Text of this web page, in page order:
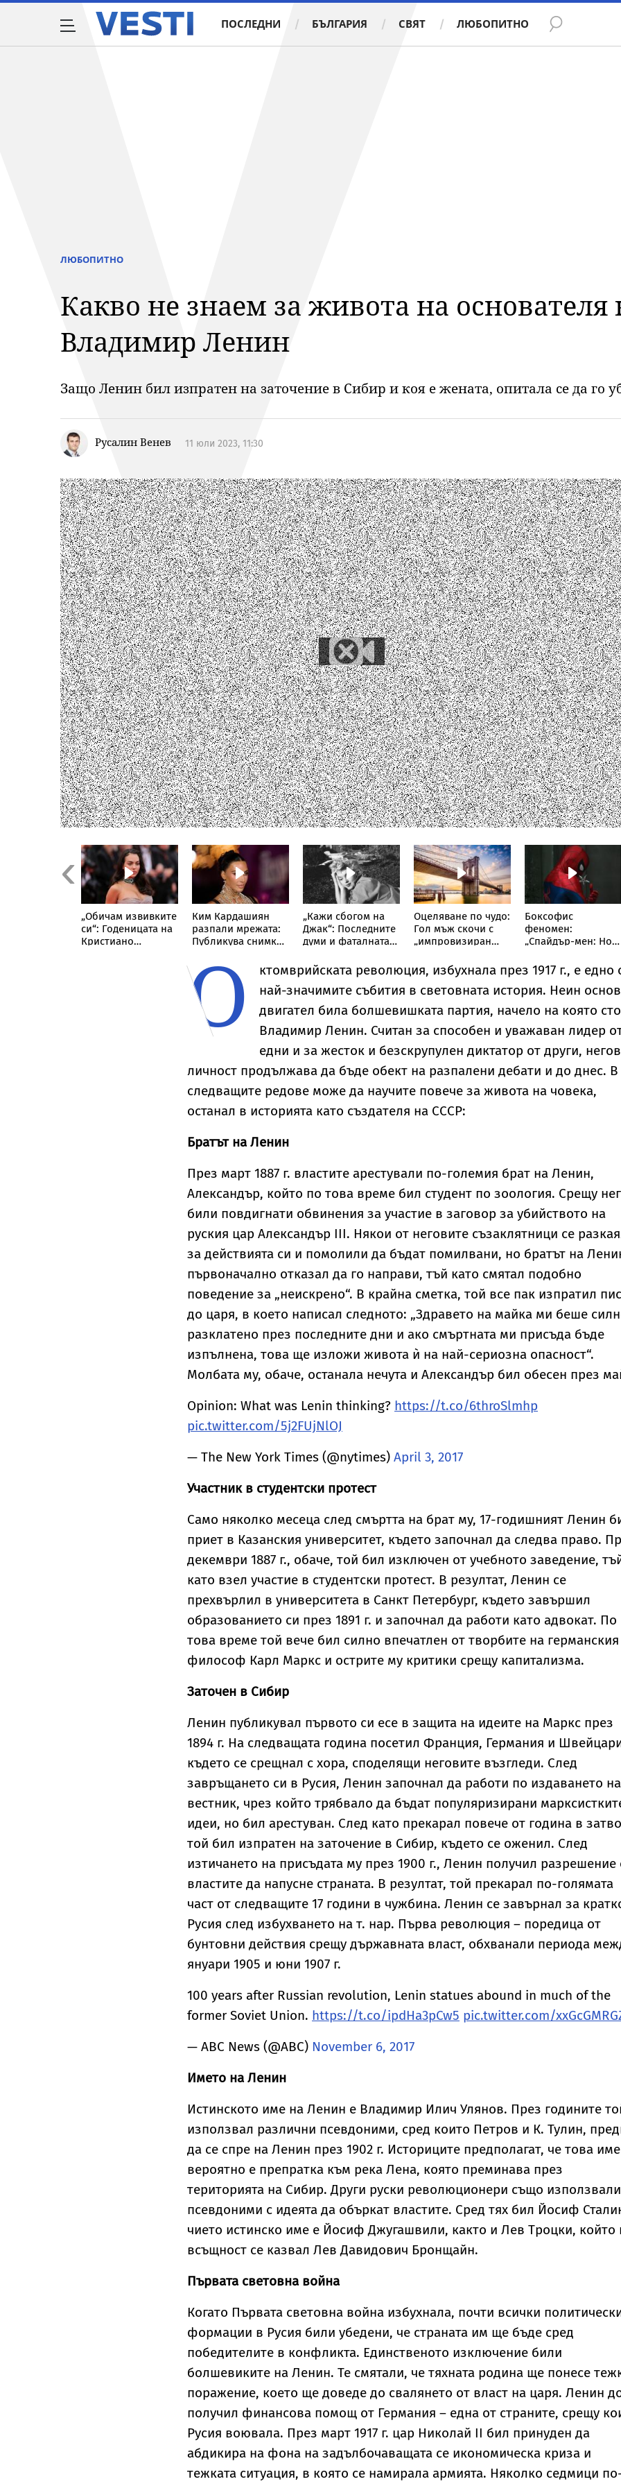
ПОСЛЕДНИ БЪЛГАРИЯ СВЯТ ЛЮБОПИТНО
ЛЮБОПИТНО
Какво не знаем за живота на основателя
Владимир Ленин
Защо Ленин бил изпратен на заточение в Сибир и коя е жената, опитала се да го
Русалин Венев 11 юли 2023, 11:30
Previous
„Обичам извивките
си“: Годеницата на
Кристиано
Ким Кардашиян
разпали мрежата:
Публикува снимка
Формула 1“ Люис
Хамилтън
„Кажи сбогом на
Джак“: Последните
думи и фаталната
холивудската
легенда Мерилин
Монро
Оцеляване по чудо:
Гол мъж скочи с
„импровизиран
на Бруклинския
мост
Боксофис
феномен:
„Спайдър-мен: Нов
дебют от $355
милиона
О
ктомврийската революция, избухнала през 1917 г., е едно
най-значимите събития в световната история. Неин
двигател била болшевишката партия, начело на която
Владимир Ленин. Считан за способен и уважаван лидер
едни и за жесток и безскрупулен диктатор от други,
личност продължава да бъде обект на разпалени дебати и до днес. В
следващите редове може да научите повече за живота на човека,
останал в историята като създателя на СССР:
Братът на Ленин
През март 1887 г. властите арестували по-големия брат на Ленин,
Александър, който по това време бил студент по зоология. Срещу
били повдигнати обвинения за участие в заговор за убийството на
руския цар Александър III. Някои от неговите съзаклятници се
за действията си и помолили да бъдат помилвани, но братът на
първоначално отказал да го направи, тъй като смятал подобно
поведение за „неискрено“. В крайна сметка, той все пак изпратил
до царя, в което написал следното: „Здравето на майка ми беше
разклатено през последните дни и ако смъртната ми присъда бъде
изпълнена, това ще изложи живота ѝ на най-сериозна опасност“.
Молбата му, обаче, останала нечута и Александър бил обесен през
Opinion: What was Lenin thinking? https://t.co/6throSlmhp
pic.twitter.com/5j2FUjNlOJ
— The New York Times (@nytimes) April 3, 2017
Участник в студентски протест
Само няколко месеца след смъртта на брат му, 17-годишният Ленин
приет в Казанския университет, където започнал да следва право.
декември 1887 г., обаче, той бил изключен от учебното заведение,
като взел участие в студентски протест. В резултат, Ленин се
прехвърлил в университета в Санкт Петербург, където завършил
образованието си през 1891 г. и започнал да работи като адвокат. По
това време той вече бил силно впечатлен от творбите на германския
философ Карл Маркс и острите му критики срещу капитализма.
Заточен в Сибир
Ленин публикувал първото си есе в защита на идеите на Маркс през
1894 г. На следващата година посетил Франция, Германия и
където се срещнал с хора, споделящи неговите възгледи. След
завръщането си в Русия, Ленин започнал да работи по издаването на
вестник, чрез който трябвало да бъдат популяризирани
идеи, но бил арестуван. След като прекарал повече от година в
той бил изпратен на заточение в Сибир, където се оженил. След
изтичането на присъдата му през 1900 г., Ленин получил разрешение
властите да напусне страната. В резултат, той прекарал по-голямата
част от следващите 17 години в чужбина. Ленин се завърнал за
Русия след избухването на т. нар. Първа революция – поредица от
бунтовни действия срещу държавната власт, обхванали периода
януари 1905 и юни 1907 г.
100 years after Russian revolution, Lenin statues abound in much of the
former Soviet Union. https://t.co/ipdHa3pCw5 pic.twitter.com/
— ABC News (@ABC) November 6, 2017
Името на Ленин
Истинското име на Ленин е Владимир Илич Улянов. През годините
използвал различни псевдоними, сред които Петров и К. Тулин,
да се спре на Ленин през 1902 г. Историците предполагат, че това име
вероятно е препратка към река Лена, която преминава през
територията на Сибир. Други руски революционери също използвали
псевдоними с идеята да объркат властите. Сред тях бил Йосиф
чието истинско име е Йосиф Джугашвили, както и Лев Троцки, който
всъщност се казвал Лев Давидович Бронщайн.
Първата световна война
Когато Първата световна война избухнала, почти всички
формации в Русия били убедени, че страната им ще бъде сред
победителите в конфликта. Единственото изключение били
болшевиките на Ленин. Те смятали, че тяхната родина ще понесе
поражение, което ще доведе до свалянето от власт на царя. Ленин
получил финансова помощ от Германия – една от страните, срещу
Русия воювала. През март 1917 г. цар Николай II бил принуден да
абдикира на фона на задълбочаващата се икономическа криза и
тежката ситуация, в която се намирала армията. Няколко седмици